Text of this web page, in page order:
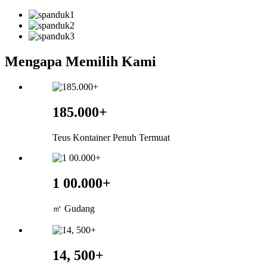
Mengapa Memilih Kami
185.000+
Teus Kontainer Penuh Termuat
1 00.000+
㎡ Gudang
14, 500+